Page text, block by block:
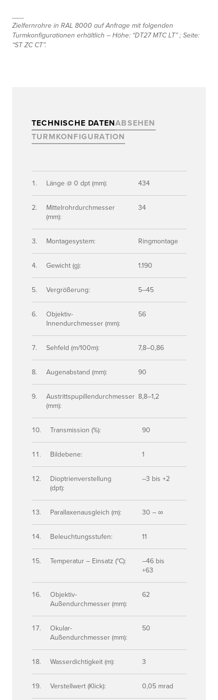
___
Zielfernrohre in RAL 8000 auf Anfrage mit folgenden
Turmkonfigurationen erhältlich – Höhe: “DT27 MTC LT” ; Seite:
“ST ZC CT”.
TECHNISCHE DATENABSEHEN
TURMKONFIGURATION
Länge @ 0 dpt (mm): 434
Mittelrohrdurchmesser
(mm):
34
Montagesystem: Ringmontage
Gewicht (g): 1.190
Vergrößerung: 5–45
Objektiv-
Innendurchmesser (mm):
56
Sehfeld (m/100m): 7,8–0,86
Augenabstand (mm): 90
Austrittspupillendurchmesser
(mm):
8,8–1,2
Transmission (%): 90
Bildebene: 1
Dioptrienverstellung
(dpt):
–3 bis +2
Parallaxenausgleich (m): 30 – ∞
Beleuchtungsstufen: 11
Temperatur – Einsatz (°C):
–46 bis
+63
Objektiv-
Außendurchmesser (mm):
62
Okular-
Außendurchmesser (mm):
50
Wasserdichtigkeit (m): 3
Verstellwert (Klick): 0,05 mrad